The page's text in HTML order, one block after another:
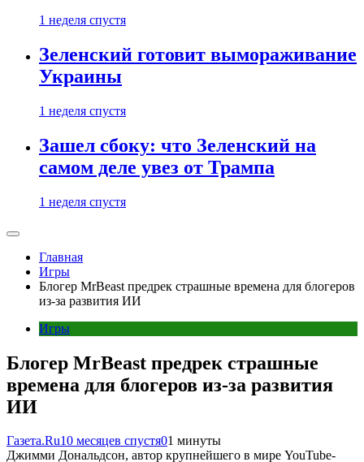
1 неделя спустя
Зеленский готовит вымораживание
Украины
1 неделя спустя
Зашел сбоку: что Зеленский на
самом деле увез от Трампа
1 неделя спустя
Главная
Игры
Блогер MrBeast предрек страшные времена для блогеров
из-за развития ИИ
Игры
Блогер MrBeast предрек страшные
времена для блогеров из-за развития
ИИ
Газета.Ru10 месяцев спустя01 минуты
Джимми Дональдсон, автор крупнейшего в мире YouTube-